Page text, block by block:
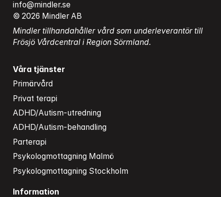
info@mindler.se
© 2026 Mindler AB
Mindler tillhandahåller vård som underleverantör till
Frösjö Vårdcentral i Region Sörmland.
Våra tjänster
Primärvård
Privat terapi
ADHD/Autism-utredning
ADHD/Autism-behandling
Parterapi
Psykologmottagning Malmö
Psykologmottagning Stockholm
Information